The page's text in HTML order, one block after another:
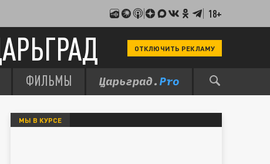
18+
ОТКЛЮЧИТЬ РЕКЛАМУ
ФИЛЬМЫ
МЫ В КУРСЕ